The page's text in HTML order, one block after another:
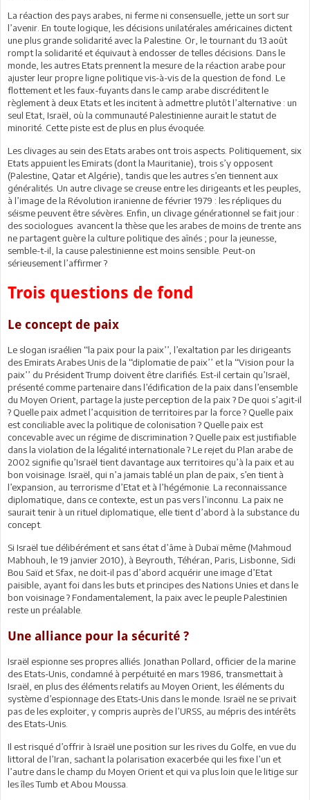
La réaction des pays arabes, ni ferme ni consensuelle, jette un sort sur
l’avenir. En toute logique, les décisions unilatérales américaines dictent
une plus grande solidarité avec la Palestine. Or, le tournant du 13 août
rompt la solidarité et équivaut à endosser de telles décisions. Dans le
monde, les autres Etats prennent la mesure de la réaction arabe pour
ajuster leur propre ligne politique vis-à-vis de la question de fond. Le
flottement et les faux-fuyants dans le camp arabe discréditent le
règlement à deux Etats et les incitent à admettre plutôt l’alternative : un
seul Etat, Israël, où la communauté Palestinienne aurait le statut de
minorité. Cette piste est de plus en plus évoquée.
Les clivages au sein des Etats arabes ont trois aspects. Politiquement, six
Etats appuient les Emirats (dont la Mauritanie), trois s’y opposent
(Palestine, Qatar et Algérie), tandis que les autres s’en tiennent aux
généralités. Un autre clivage se creuse entre les dirigeants et les peuples,
à l’image de la Révolution iranienne de février 1979 : les répliques du
séisme peuvent être sévères. Enfin, un clivage générationnel se fait jour :
des sociologues avancent la thèse que les arabes de moins de trente ans
ne partagent guère la culture politique des aînés ; pour la jeunesse,
semble-t-il, la cause palestinienne est moins sensible. Peut-on
sérieusement l’affirmer ?
Trois questions de fond
Le concept de paix
Le slogan israélien ‘‘la paix pour la paix’’, l’exaltation par les dirigeants
des Emirats Arabes Unis de la ‘‘diplomatie de paix’’ et la ‘‘Vision pour la
paix’’ du Président Trump doivent être clarifiés. Est-il certain qu’Israël,
présenté comme partenaire dans l’édification de la paix dans l’ensemble
du Moyen Orient, partage la juste perception de la paix ? De quoi s’agit-il
? Quelle paix admet l’acquisition de territoires par la force ? Quelle paix
est conciliable avec la politique de colonisation ? Quelle paix est
concevable avec un régime de discrimination ? Quelle paix est justifiable
dans la violation de la légalité internationale ? Le rejet du Plan arabe de
2002 signifie qu’Israël tient davantage aux territoires qu’à la paix et au
bon voisinage. Israël, qui n’a jamais tablé un plan de paix, s’en tient à
l’expansion, au terrorisme d’Etat et à l’hégémonie. La reconnaissance
diplomatique, dans ce contexte, est un pas vers l’inconnu. La paix ne
saurait tenir à un rituel diplomatique, elle tient d’abord à la substance du
concept.
Si Israël tue délibérément et sans état d’âme à Dubaï même (Mahmoud
Mabhouh, le 19 janvier 2010), à Beyrouth, Téhéran, Paris, Lisbonne, Sidi
Bou Saïd et Sfax, ne doit-il pas d’abord acquérir une image d’Etat
paisible, ayant foi dans les buts et principes des Nations Unies et dans le
bon voisinage ? Fondamentalement, la paix avec le peuple Palestinien
reste un préalable.
Une alliance pour la sécurité ?
Israël espionne ses propres alliés. Jonathan Pollard, officier de la marine
des Etats-Unis, condamné à perpétuité en mars 1986, transmettait à
Israël, en plus des éléments relatifs au Moyen Orient, les éléments du
système d’espionnage des Etats-Unis dans le monde. Israël ne se privait
pas de les exploiter, y compris auprès de l’URSS, au mépris des intérêts
des Etats-Unis.
Il est risqué d’offrir à Israël une position sur les rives du Golfe, en vue du
littoral de l’Iran, sachant la polarisation exacerbée qui les fixe l’un et
l’autre dans le champ du Moyen Orient et qui va plus loin que le litige sur
les îles Tumb et Abou Moussa.